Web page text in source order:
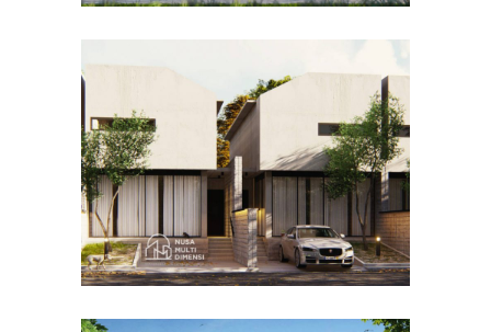
Desain Concrete House di
Cinere Depok
DESAIN RUMAH TERBAIK